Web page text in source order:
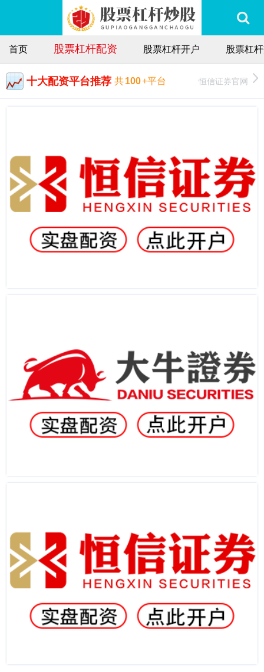
首页 股票杠杆配资 股票杠杆开户 股票杠
十大配资平台推荐 共100+平台 恒信证券官网